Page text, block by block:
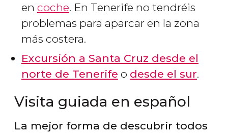
en coche. En Tenerife no tendréis
problemas para aparcar en la zona
más costera.
Excursión a Santa Cruz desde el
norte de Tenerife o desde el sur.
Visita guiada en español
La mejor forma de descubrir todos